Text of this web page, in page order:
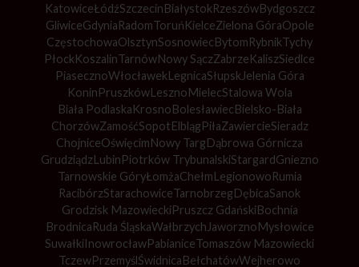
KatowiceŁódźSzczecinBiałystokRzeszówBydgoszcz
GliwiceGdyniaRadomToruńKielceZielona GóraOpole
CzęstochowaOlsztynSosnowiecBytomRybnikTychy
PłockKoszalinTarnówNowy SączZabrzeKaliszSiedlce
PiasecznoWłocławekLegnicaSłupsk Jelenia Góra
KoninPruszkówLesznoMielecStalowa Wola
Biała PodlaskaKrosnoBolesławiecBielsko-Biała
ChorzówZamośćSopotElblągPiłaZawiercieSieradz
ChojniceOświęcimNowy TargDąbrowa Górnicza
GrudziądzLubinPiotrków TrybunalskiStargardGniezno
Tarnowskie GóryŁomżaChełmLegionowoRumia
RacibórzStarachowiceTarnobrzegDębicaSanok
Grodzisk MazowieckiPruszcz GdańskiBochnia
BrodnicaRuda ŚląskaWałbrzych JaworznoMysłowice
SuwałkiInowrocławPabianiceTomaszów Mazowiecki
TczewPrzemyślŚwidnicaBełchatówWejherowo